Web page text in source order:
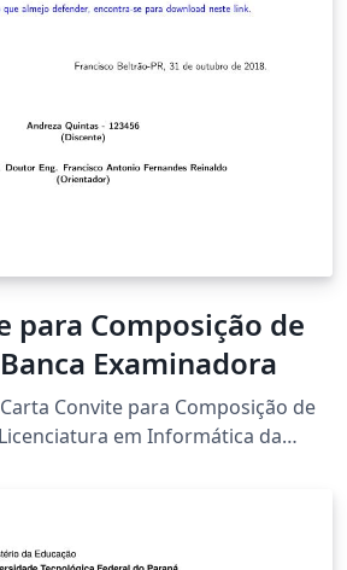
para Composição de
Examinadora
Convite para Composição de
em Informática da
a Overleaf pela